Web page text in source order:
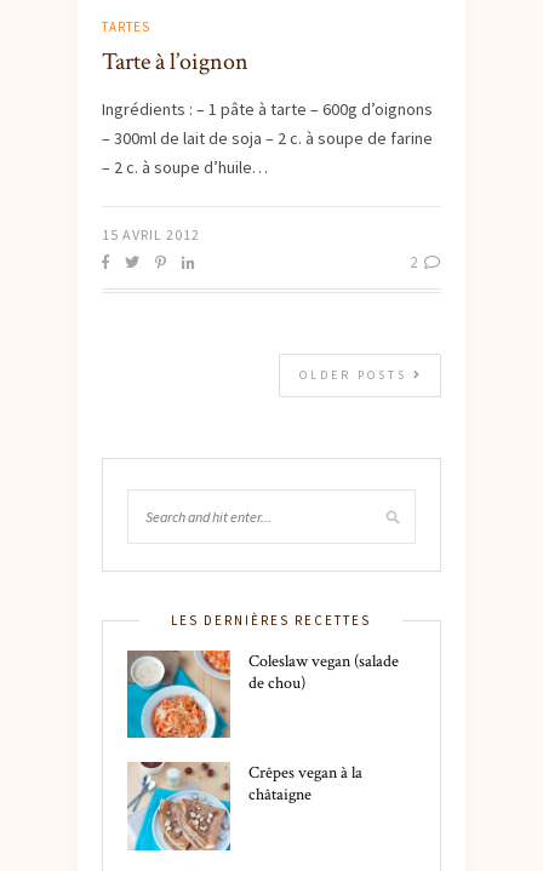
TARTES
Tarte à l’oignon
Ingrédients : – 1 pâte à tarte – 600g d’oignons
– 300ml de lait de soja – 2 c. à soupe de farine
– 2 c. à soupe d’huile…
15 AVRIL 2012
2
OLDER POSTS
LES DERNIÈRES RECETTES
Coleslaw vegan (salade
de chou)
Crêpes vegan à la
châtaigne